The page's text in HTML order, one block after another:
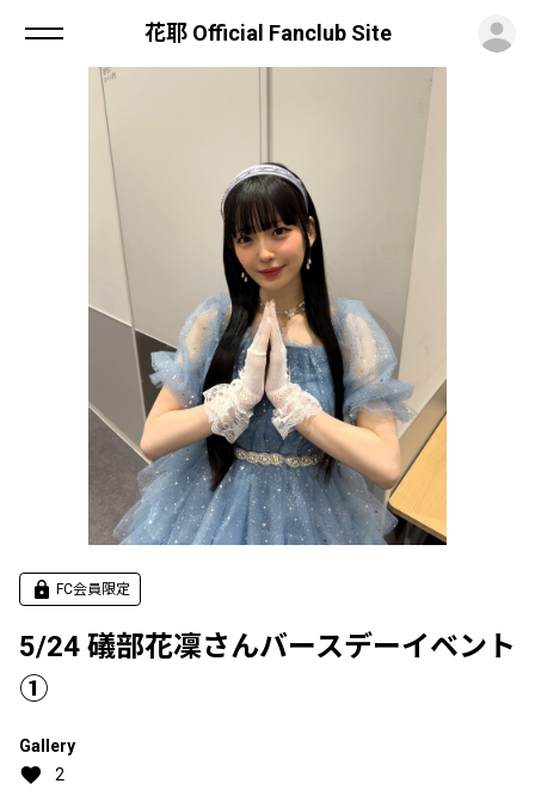
花耶 Official Fanclub Site
FC会員限定
5/24 礒部花凜さんバースデーイベント
①
Gallery
2